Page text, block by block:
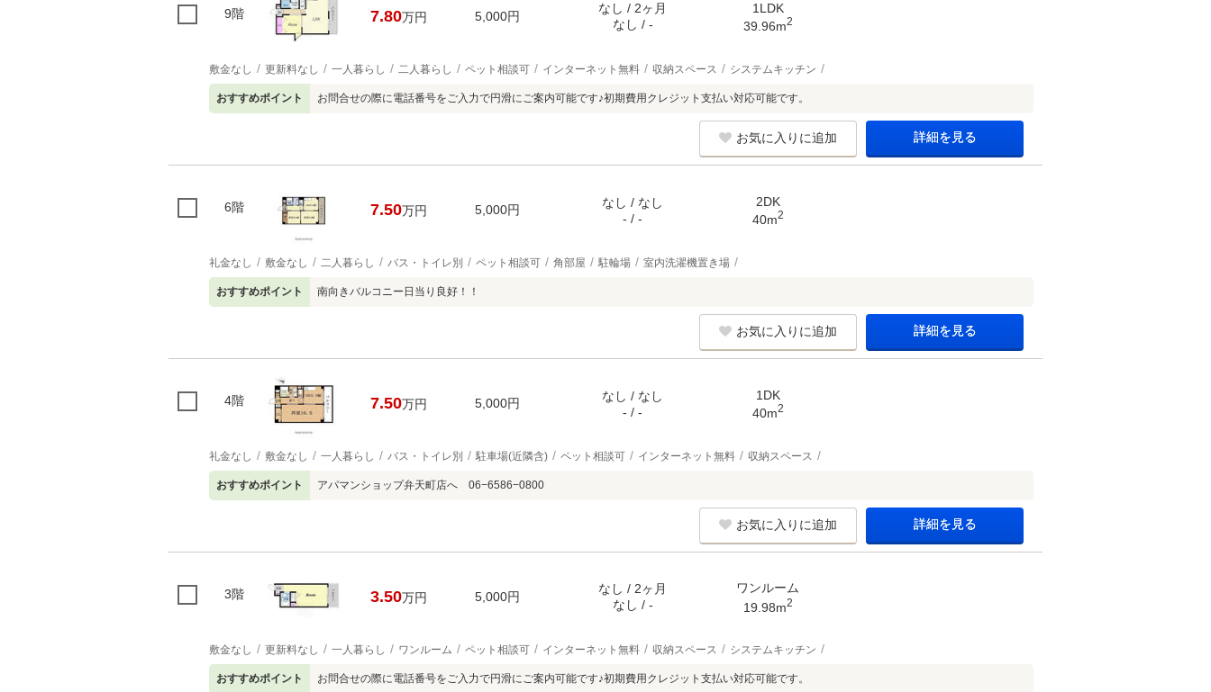
9階 7.80万円 5,000円
なし / 2ヶ月
なし / -
1LDK
39.96m2
敷金なし 更新料なし 一人暮らし 二人暮らし ペット相談可 インターネット無料 収納スペース システムキッチン
おすすめポイント お問合せの際に電話番号をご入力で円滑にご案内可能です♪初期費用クレジット支払い対応可能です。
お気に入りに追加 詳細を見る
6階 7.50万円 5,000円
なし / なし
- / -
2DK
40m2
礼金なし 敷金なし 二人暮らし バス・トイレ別 ペット相談可 角部屋 駐輪場 室内洗濯機置き場
おすすめポイント 南向きバルコニー日当り良好！！
お気に入りに追加 詳細を見る
4階 7.50万円 5,000円
なし / なし
- / -
1DK
40m2
礼金なし 敷金なし 一人暮らし バス・トイレ別 駐車場(近隣含) ペット相談可 インターネット無料 収納スペース
おすすめポイント アパマンショップ弁天町店へ 06−6586−0800
お気に入りに追加 詳細を見る
3階 3.50万円 5,000円
なし / 2ヶ月
なし / -
ワンルーム
19.98m2
敷金なし 更新料なし 一人暮らし ワンルーム ペット相談可 インターネット無料 収納スペース システムキッチン
おすすめポイント お問合せの際に電話番号をご入力で円滑にご案内可能です♪初期費用クレジット支払い対応可能です。